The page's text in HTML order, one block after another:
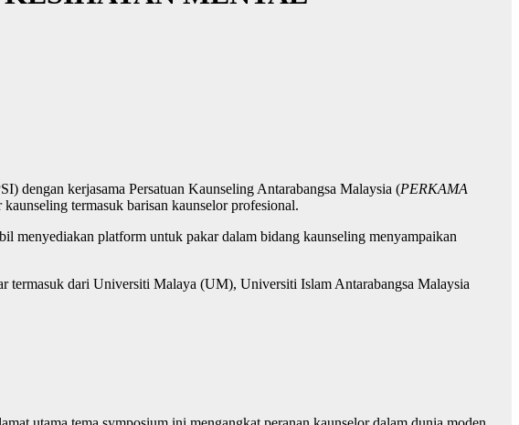
dengan kerjasama Persatuan Kaunseling Antarabangsa Malaysia (PERKAMA
termasuk barisan kaunselor profesional.
menyediakan platform untuk pakar dalam bidang kaunseling menyampaikan
termasuk dari Universiti Malaya (UM), Universiti Islam Antarabangsa Malaysia